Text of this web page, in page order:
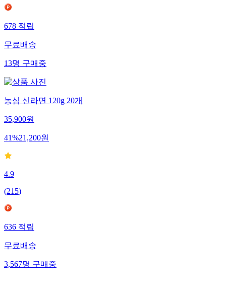
678적립
무료배송
13명구매중
농심 신라면 120g 20개
35,900원
41%21,200원
4.9
(215)
636적립
무료배송
3,567명구매중